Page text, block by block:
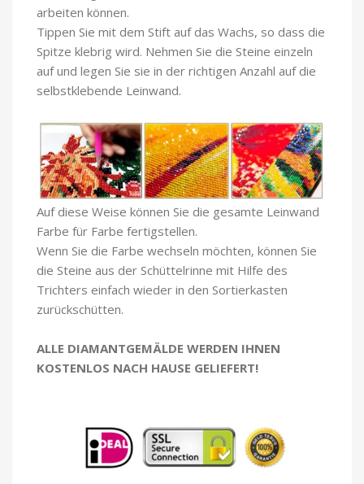
arbeiten können.
Tippen Sie mit dem Stift auf das Wachs, so dass die
Spitze klebrig wird. Nehmen Sie die Steine einzeln
auf und legen Sie sie in der richtigen Anzahl auf die
selbstklebende Leinwand.
Auf diese Weise können Sie die gesamte Leinwand
Farbe für Farbe fertigstellen.
Wenn Sie die Farbe wechseln möchten, können Sie
die Steine aus der Schüttelrinne mit Hilfe des
Trichters einfach wieder in den Sortierkasten
zurückschütten.
ALLE DIAMANTGEMÄLDE WERDEN IHNEN
KOSTENLOS NACH HAUSE GELIEFERT!